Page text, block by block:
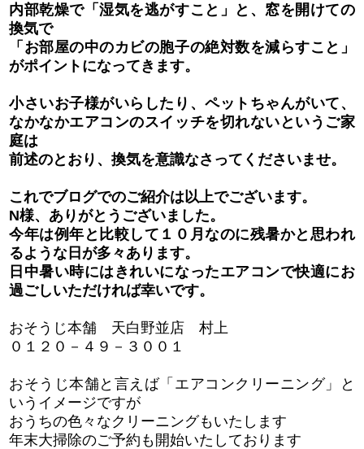
内部乾燥で「湿気を逃がすこと」と、窓を開けての
換気で
「お部屋の中のカビの胞子の絶対数を減らすこと」
がポイントになってきます。
小さいお子様がいらしたり、ペットちゃんがいて、
なかなかエアコンのスイッチを切れないというご家
庭は
前述のとおり、換気を意識なさってくださいませ。
これでブログでのご紹介は以上でございます。
N様、ありがとうございました。
今年は例年と比較して１０月なのに残暑かと思われ
るような日が多々あります。
日中暑い時にはきれいになったエアコンで快適にお
過ごしいただければ幸いです。
おそうじ本舗 天白野並店 村上
０１２０－４９－３００１
おそうじ本舗と言えば「エアコンクリーニング」と
いうイメージですが
おうちの色々なクリーニングもいたします
年末大掃除のご予約も開始いたしております